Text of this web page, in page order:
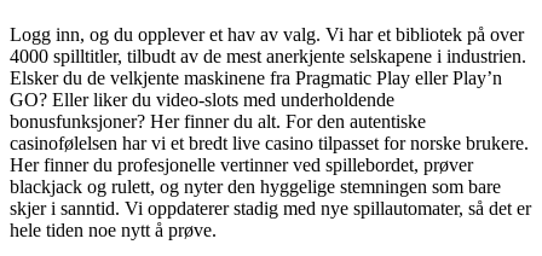
Logg inn, og du opplever et hav av valg. Vi har et bibliotek på over
4000 spilltitler, tilbudt av de mest anerkjente selskapene i industrien.
Elsker du de velkjente maskinene fra Pragmatic Play eller Play’n
GO? Eller liker du video-slots med underholdende
bonusfunksjoner? Her finner du alt. For den autentiske
casinofølelsen har vi et bredt live casino tilpasset for norske brukere.
Her finner du profesjonelle vertinner ved spillebordet, prøver
blackjack og rulett, og nyter den hyggelige stemningen som bare
skjer i sanntid. Vi oppdaterer stadig med nye spillautomater, så det er
hele tiden noe nytt å prøve.